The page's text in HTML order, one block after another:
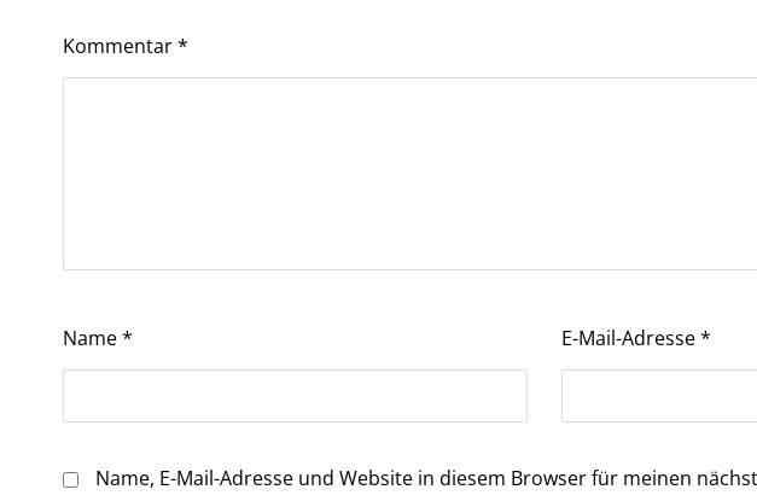
Kommentar*
Name* E-Mail-Adresse*
Name, E-Mail-Adresse und Website in diesem Browser für meinen